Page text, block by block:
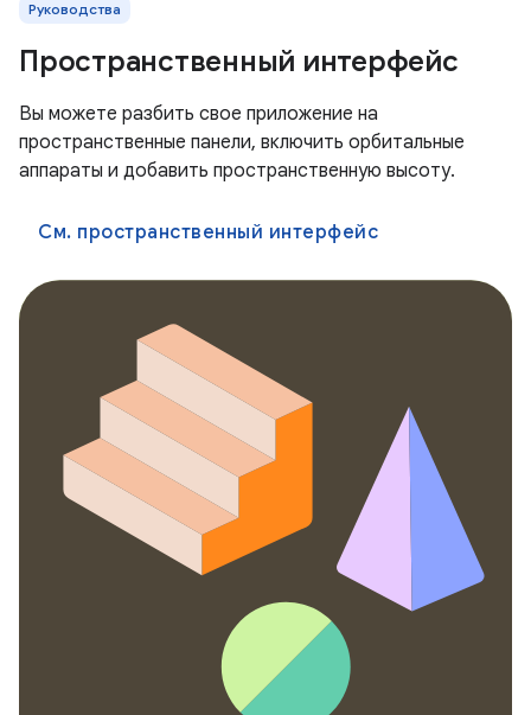
Руководства
Пространственный интерфейс
Вы можете разбить свое приложение на
пространственные панели, включить орбитальные
аппараты и добавить пространственную высоту.
См. пространственный интерфейс